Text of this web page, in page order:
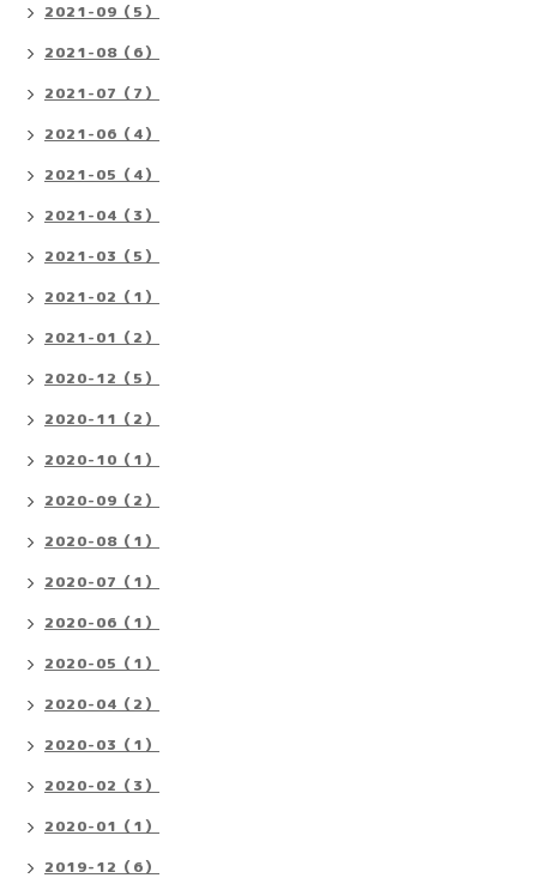
2021-09（5）
2021-08（6）
2021-07（7）
2021-06（4）
2021-05（4）
2021-04（3）
2021-03（5）
2021-02（1）
2021-01（2）
2020-12（5）
2020-11（2）
2020-10（1）
2020-09（2）
2020-08（1）
2020-07（1）
2020-06（1）
2020-05（1）
2020-04（2）
2020-03（1）
2020-02（3）
2020-01（1）
2019-12（6）